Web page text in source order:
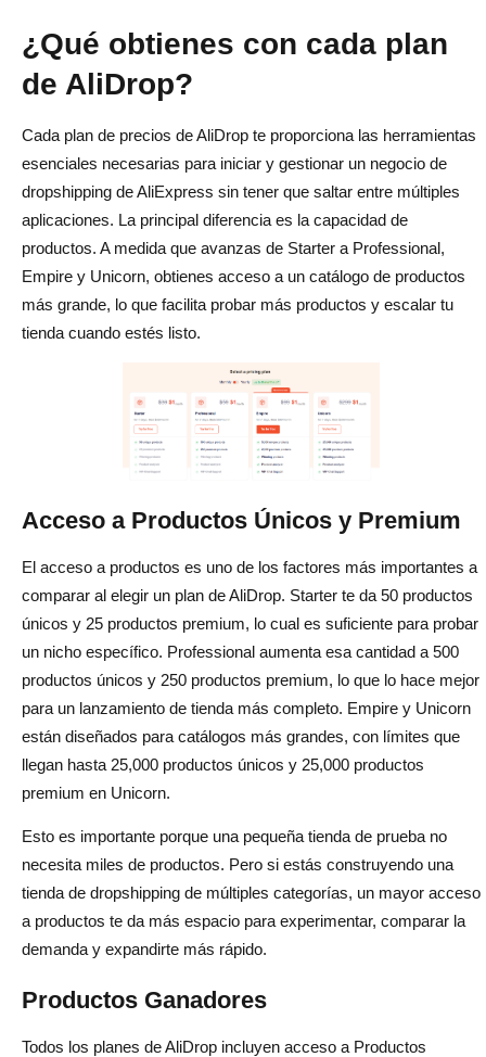
¿Qué obtienes con cada plan
de AliDrop?
Cada plan de precios de AliDrop te proporciona las herramientas
esenciales necesarias para iniciar y gestionar un negocio de
dropshipping de AliExpress sin tener que saltar entre múltiples
aplicaciones. La principal diferencia es la capacidad de
productos. A medida que avanzas de Starter a Professional,
Empire y Unicorn, obtienes acceso a un catálogo de productos
más grande, lo que facilita probar más productos y escalar tu
tienda cuando estés listo.
Acceso a Productos Únicos y Premium
El acceso a productos es uno de los factores más importantes a
comparar al elegir un plan de AliDrop. Starter te da 50 productos
únicos y 25 productos premium, lo cual es suficiente para probar
un nicho específico. Professional aumenta esa cantidad a 500
productos únicos y 250 productos premium, lo que lo hace mejor
para un lanzamiento de tienda más completo. Empire y Unicorn
están diseñados para catálogos más grandes, con límites que
llegan hasta 25,000 productos únicos y 25,000 productos
premium en Unicorn.
Esto es importante porque una pequeña tienda de prueba no
necesita miles de productos. Pero si estás construyendo una
tienda de dropshipping de múltiples categorías, un mayor acceso
a productos te da más espacio para experimentar, comparar la
demanda y expandirte más rápido.
Productos Ganadores
Todos los planes de AliDrop incluyen acceso a Productos